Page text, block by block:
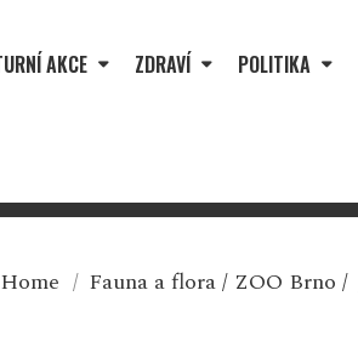
AKCE ZDRAVÍ POLITIKA
Home / Fauna a flora/ ZOO Brno /